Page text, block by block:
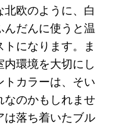
欧のように、白
だんに使うと温
になります。ま
環境を大切にし
カラーは、そい
なのかもしれませ
は落ち着いたブル